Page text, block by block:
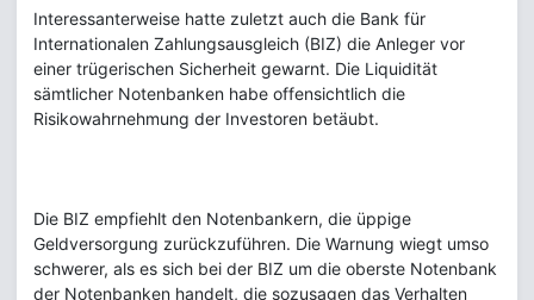
Interessanterweise hatte zuletzt auch die Bank für
Internationalen Zahlungsausgleich (BIZ) die Anleger vor
einer trügerischen Sicherheit gewarnt. Die Liquidität
sämtlicher Notenbanken habe offensichtlich die
Risikowahrnehmung der Investoren betäubt.
Die BIZ empfiehlt den Notenbankern, die üppige
Geldversorgung zurückzuführen. Die Warnung wiegt umso
schwerer, als es sich bei der BIZ um die oberste Notenbank
der Notenbanken handelt, die sozusagen das Verhalten